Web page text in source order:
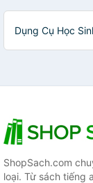
Dụng Cụ Học
ShopSach.com
loại. Từ sách tiếng